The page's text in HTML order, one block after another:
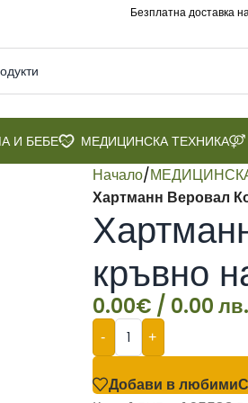
Безплатна доставка
И БЕБЕ МЕДИЦИНСКА ТЕХНИКА
Начало/
Хартманн Веровал
кръвно
0.00€ / 0.00 лв.
- +
Добави в любими